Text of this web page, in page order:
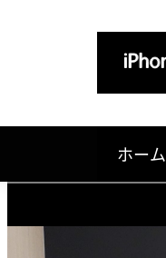
ホーム